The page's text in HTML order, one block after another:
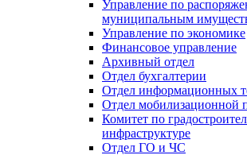
Управление по
муниципальным
Управление по экономике
Финансовое управление
Архивный отдел
Отдел бухгалтерии
Отдел информационных
Отдел мобилизационной
Комитет по
инфраструктуре
Отдел ГО и ЧС